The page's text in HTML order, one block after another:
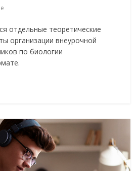
отдельные теоретические
организации внеурочной
по биологии